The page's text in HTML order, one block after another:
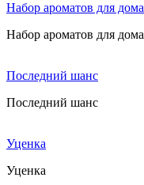
Набор ароматов для дома
Набор ароматов для дома
Последний шанс
Последний шанс
Уценка
Уценка